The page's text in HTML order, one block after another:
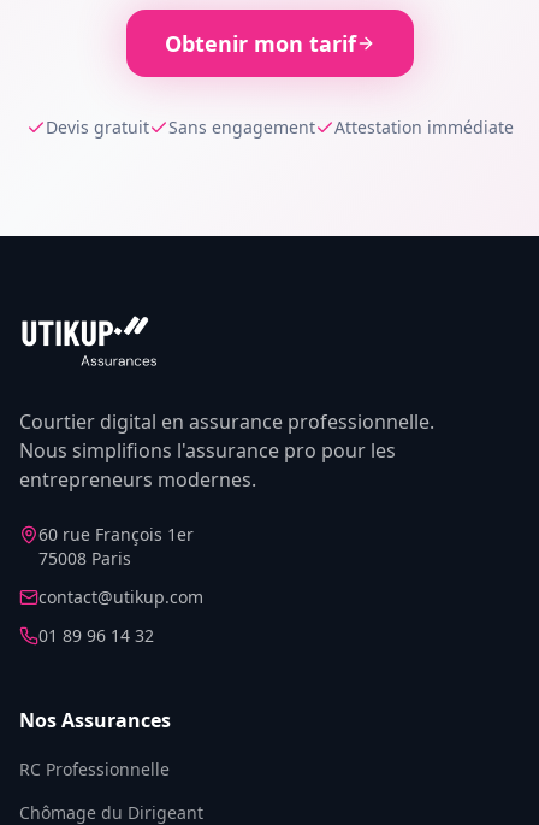
Obtenir mon tarif
Devis gratuit Sans engagement Attestation immédiate
Courtier digital en assurance professionnelle.
Nous simplifions l'assurance pro pour les
entrepreneurs modernes.
60 rue François 1er
75008 Paris
contact@utikup.com
01 89 96 14 32
Nos Assurances
RC Professionnelle
Chômage du Dirigeant